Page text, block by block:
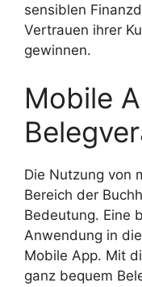
sensiblen
Vertrauen ihrer
gewinnen.
Mobile
Die Nutzung von
Bereich der
Bedeutung. Eine
Anwendung in
Mobile App. Mit
ganz bequem